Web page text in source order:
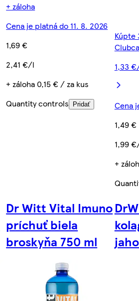
+ záloha
Cena je platná do 11. 8. 2026
1,69 €
2,41 €/l
+ záloha 0,15 € / za kus
Quantity controls
Pridať
Kúpte
1,33
Cena
1,49 €
1,99
+
Dr Witt Vital Imuno
príchuť biela
broskyňa 750 ml